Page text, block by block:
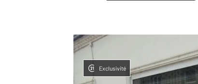
Exclusivité